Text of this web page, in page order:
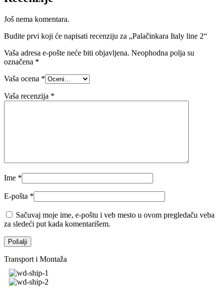
Još nema komentara.
Budite prvi koji će napisati recenziju za „Palačinkara Italy line 2“
Vaša adresa e-pošte neće biti objavljena. Neophodna polja su
označena *
Vaša ocena *
Vaša recenzija *
Ime *
E-pošta *
Sačuvaj moje ime, e-poštu i veb mesto u ovom pregledaču veba
za sledeći put kada komentarišem.
Transport i Montaža